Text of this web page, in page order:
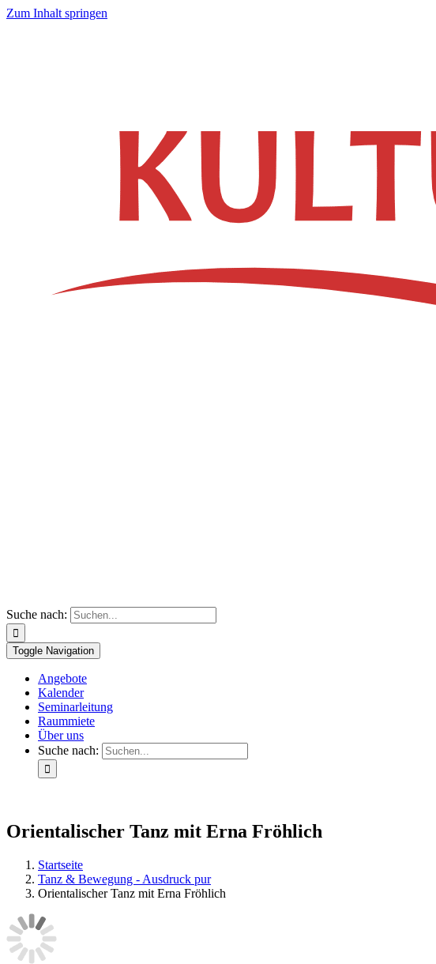
Zum Inhalt springen
Suche nach:
Toggle Navigation
Angebote
Kalender
Seminarleitung
Raummiete
Über uns
Suche nach:
Orientalischer Tanz mit Erna Fröhlich
Startseite
Tanz & Bewegung - Ausdruck pur
Orientalischer Tanz mit Erna Fröhlich